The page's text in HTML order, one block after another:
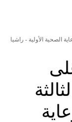
الأولية - راشيا